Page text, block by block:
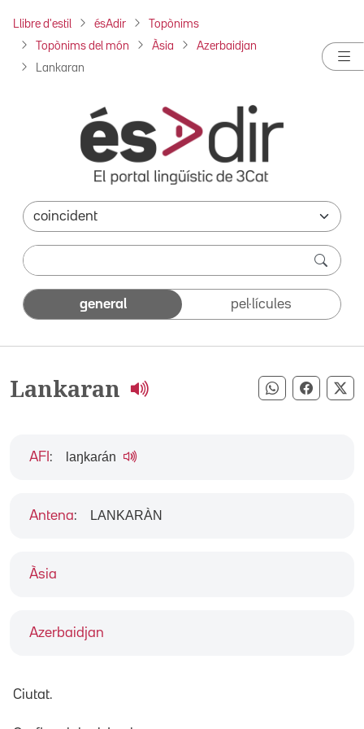
Llibre d'estil ésAdir Topònims
Topònims del món Àsia Azerbaidjan
Lankaran
general pel·lícules
Lankaran Compartir
Àsia
Azerbaidjan
AFI : laŋkaɾán
Antena: LANKARÀN
Ciutat.